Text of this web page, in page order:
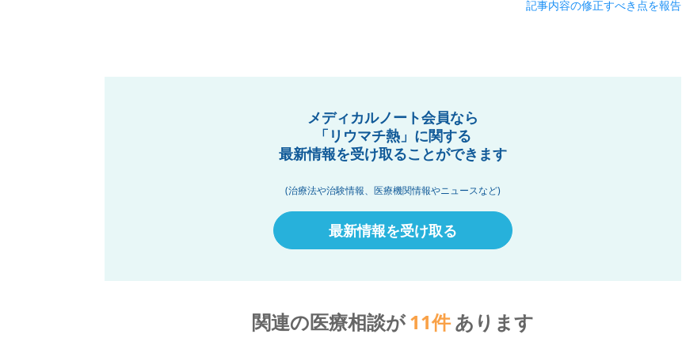
記事内容の修正すべき点を報告
メディカルノート会員なら
「リウマチ熱」に関する
最新情報を受け取ることができます
(治療法や治験情報、医療機関情報やニュースなど)
最新情報を受け取る
関連の医療相談が11件あります